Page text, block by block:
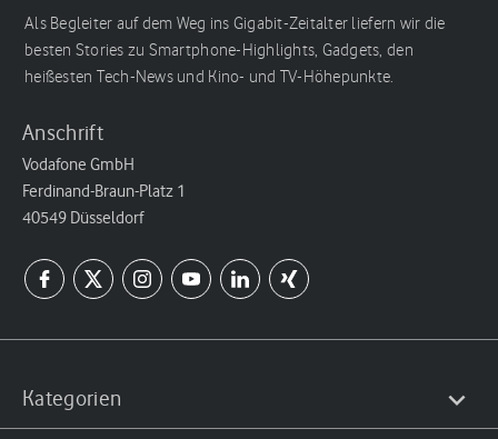
Als Begleiter auf dem Weg ins Gigabit-Zeitalter liefern wir die
besten Stories zu Smartphone-Highlights, Gadgets, den
heißesten Tech-News und Kino- und TV-Höhepunkte.
Anschrift
Vodafone GmbH
Ferdinand-Braun-Platz 1
40549 Düsseldorf
Kategorien